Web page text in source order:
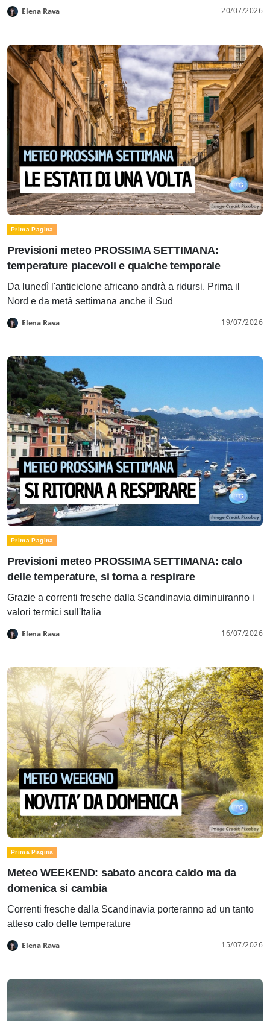
Elena Rava 20/07/2026
Prima Pagina
Previsioni meteo PROSSIMA SETTIMANA:
temperature piacevoli e qualche temporale
Da lunedì l'anticiclone africano andrà a ridursi. Prima il
Nord e da metà settimana anche il Sud
Elena Rava 19/07/2026
Prima Pagina
Previsioni meteo PROSSIMA SETTIMANA: calo
delle temperature, si torna a respirare
Grazie a correnti fresche dalla Scandinavia diminuiranno i
valori termici sull'Italia
Elena Rava 16/07/2026
Prima Pagina
Meteo WEEKEND: sabato ancora caldo ma da
domenica si cambia
Correnti fresche dalla Scandinavia porteranno ad un tanto
atteso calo delle temperature
Elena Rava 15/07/2026